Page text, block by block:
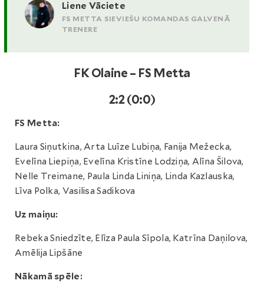
Liene Vāciete
FS METTA SIEVIEŠU KOMANDAS GALVENĀ
TRENERE
FK Olaine – FS Metta
2:2 (0:0)
FS Metta:
Laura Siņutkina, Arta Luīze Lubiņa, Fanija Mežecka,
Evelīna Liepiņa, Evelīna Kristīne Lodziņa, Alīna Šilova,
Nelle Treimane, Paula Linda Liniņa, Linda Kazlauska,
Līva Polka, Vasilisa Sadikova
Uz maiņu:
Rebeka Sniedzīte, Elīza Paula Sīpola, Katrīna Daņilova,
Amēlija Lipšāne
Nākamā spēle: